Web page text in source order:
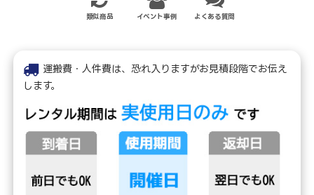
類似商品 イベント事例 よくある質問
運搬費・人件費は、恐れ入りますがお見積段階でお伝え
します。